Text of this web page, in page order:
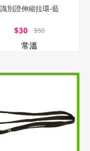
識別證伸縮拉環-藍
$30 $50
常溫